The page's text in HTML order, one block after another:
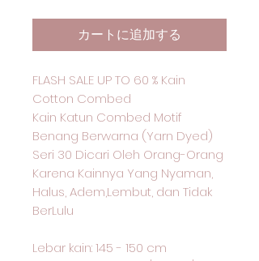
カートに追加する
FLASH SALE UP TO 60 % Kain
Cotton Combed
Kain Katun Combed Motif
Benang Berwarna (Yarn Dyed)
Seri 30 Dicari Oleh Orang-Orang
Karena Kainnya Yang Nyaman,
Halus, Adem,Lembut, dan Tidak
BerLulu
Lebar kain: 145 - 150 cm